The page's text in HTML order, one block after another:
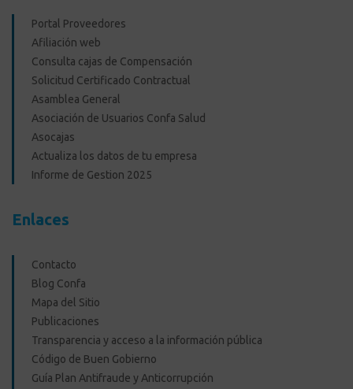
Portal Proveedores
Afiliación web
Consulta cajas de Compensación
Solicitud Certificado Contractual
Asamblea General
Asociación de Usuarios Confa Salud
Asocajas
Actualiza los datos de tu empresa
Informe de Gestion 2025
Enlaces
Contacto
Blog Confa
Mapa del Sitio
Publicaciones
Transparencia y acceso a la información pública
Código de Buen Gobierno
Guía Plan Antifraude y Anticorrupción